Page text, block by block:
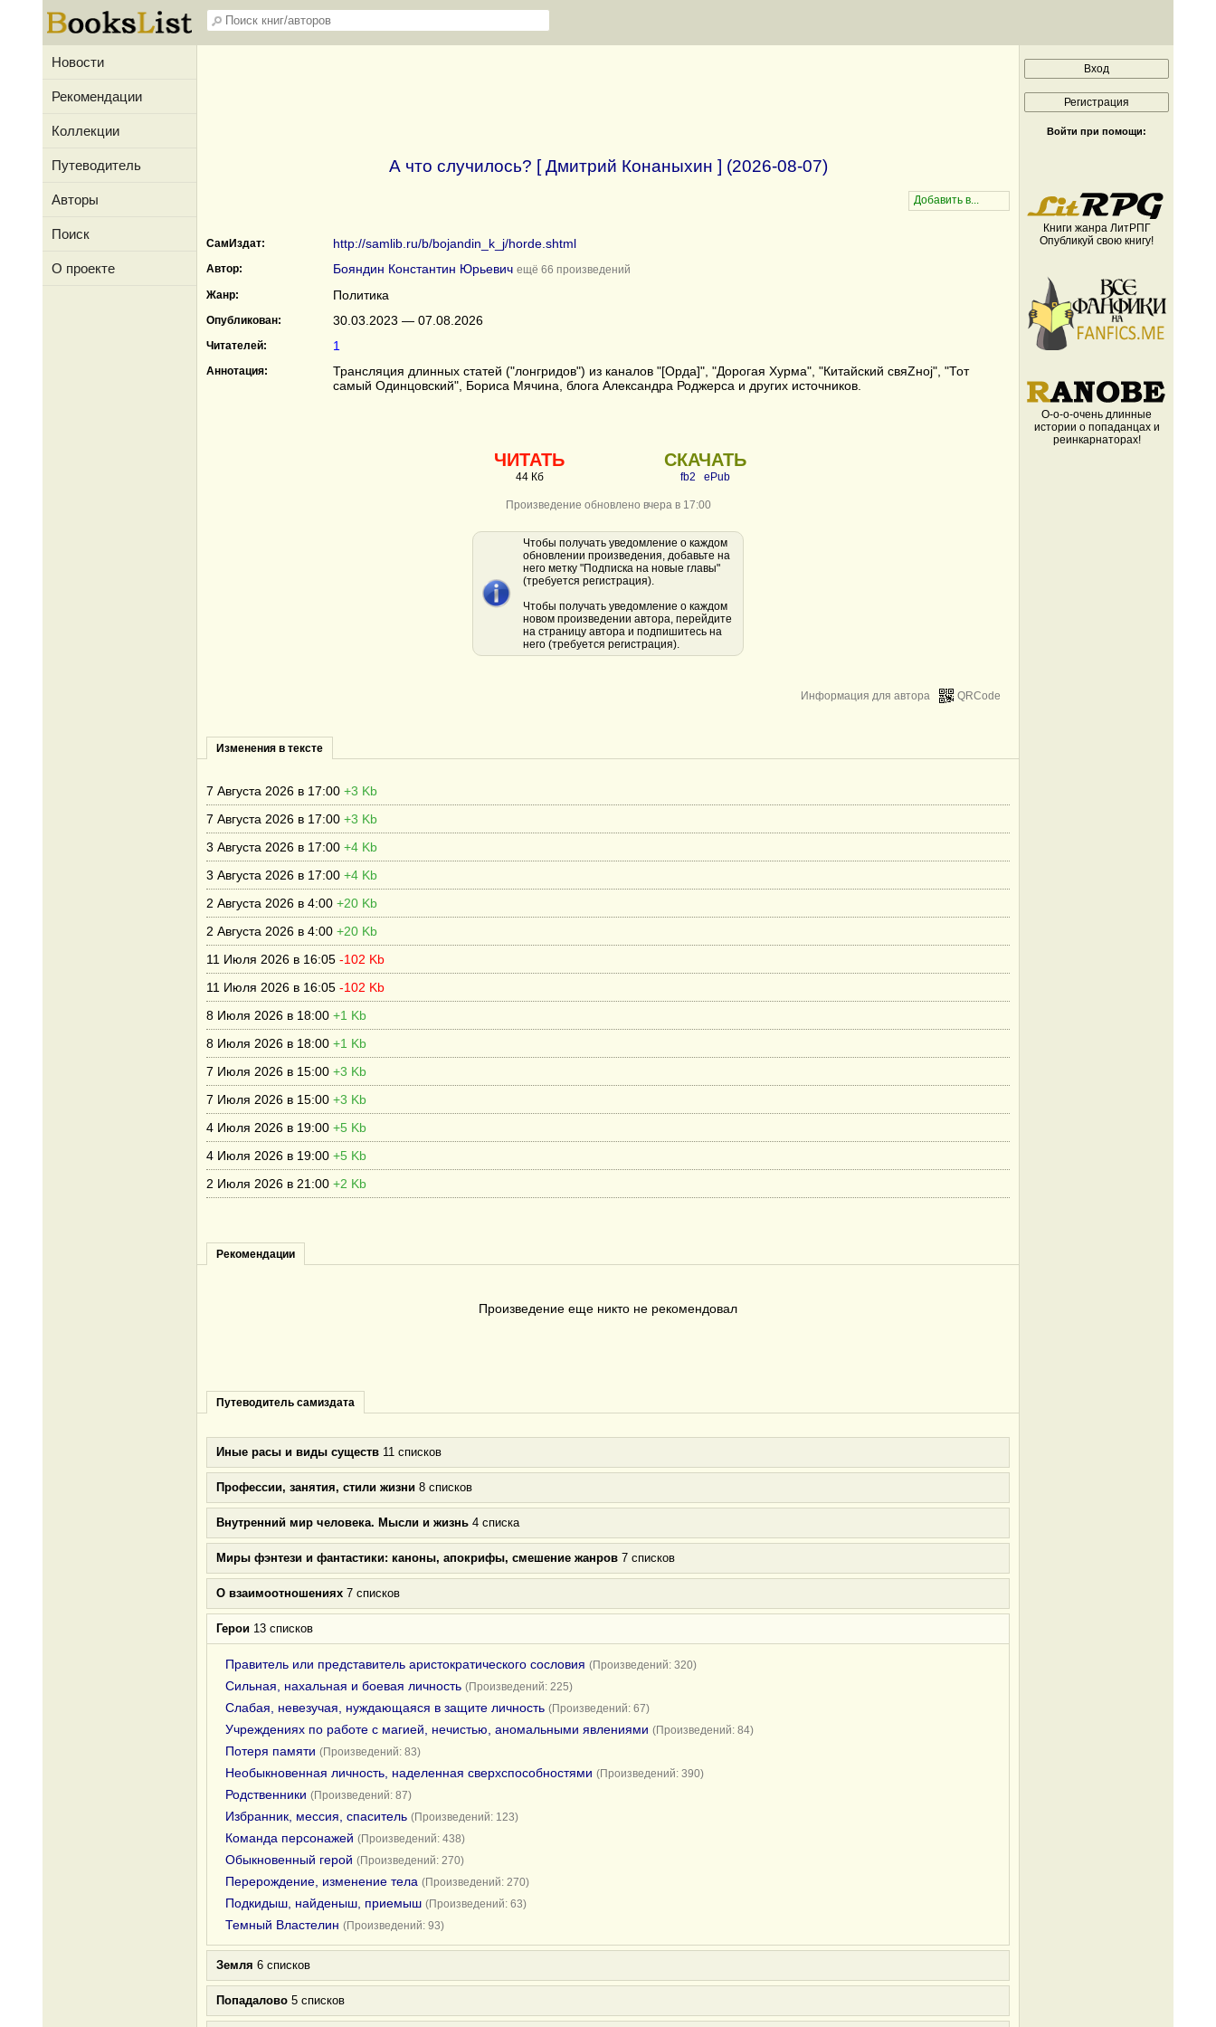
Новости
Рекомендации
Коллекции
Путеводитель
Авторы
Поиск
О проекте
А что случилось? [ Дмитрий Конаныхин ] (2026-08-07)
СамИздат: http://samlib.ru/b/bojandin_k_j/horde.shtml
Автор: Бояндин Константин Юрьевич ещё 66 произведений
Жанр:
Политика
Опубликован: 30.03.2023 — 07.08.2026
Читателей: 1
Аннотация:
Трансляция длинных статей ("лонгридов") из каналов "[Орда]", "Дорогая Хурма", "Китайский свяZноj", "Тот
самый Одинцовский", Бориса Мячина, блога Александра Роджерса и других источников.
ЧИТАТЬ
44 Кб
СКАЧАТЬ
fb2 ePub
Произведение обновлено вчера в 17:00
Чтобы получать уведомление о каждом
обновлении произведения, добавьте на
него метку "Подписка на новые главы"
(требуется регистрация).
Чтобы получать уведомление о каждом
новом произведении автора, перейдите
на страницу автора и подпишитесь на
него (требуется регистрация).
QRCode
Информация для автора
Изменения в тексте
7 Августа 2026 в 17:00 +3 Kb
7 Августа 2026 в 17:00 +3 Kb
3 Августа 2026 в 17:00 +4 Kb
3 Августа 2026 в 17:00 +4 Kb
2 Августа 2026 в 4:00 +20 Kb
2 Августа 2026 в 4:00 +20 Kb
11 Июля 2026 в 16:05 -102 Kb
11 Июля 2026 в 16:05 -102 Kb
8 Июля 2026 в 18:00 +1 Kb
8 Июля 2026 в 18:00 +1 Kb
7 Июля 2026 в 15:00 +3 Kb
7 Июля 2026 в 15:00 +3 Kb
4 Июля 2026 в 19:00 +5 Kb
4 Июля 2026 в 19:00 +5 Kb
2 Июля 2026 в 21:00 +2 Kb
Рекомендации
Произведение еще никто не рекомендовал
Путеводитель самиздата
Иные расы и виды существ 11 списков
Профессии, занятия, стили жизни 8 списков
Внутренний мир человека. Мысли и жизнь 4 списка
Миры фэнтези и фантастики: каноны, апокрифы, смешение жанров 7 списков
О взаимоотношениях 7 списков
Герои 13 списков
Правитель или представитель аристократического сословия (Произведений: 320)
Сильная, нахальная и боевая личность (Произведений: 225)
Слабая, невезучая, нуждающаяся в защите личность (Произведений: 67)
Учреждениях по работе с магией, нечистью, аномальными явлениями (Произведений: 84)
Потеря памяти (Произведений: 83)
Необыкновенная личность, наделенная сверхспособностями (Произведений: 390)
Родственники (Произведений: 87)
Избранник, мессия, спаситель (Произведений: 123)
Команда персонажей (Произведений: 438)
Обыкновенный герой (Произведений: 270)
Перерождение, изменение тела (Произведений: 270)
Подкидыш, найденыш, приемыш (Произведений: 63)
Темный Властелин (Произведений: 93)
Земля 6 списков
Попадалово 5 списков
Войти при помощи:
Книги жанра ЛитРПГ
Опубликуй свою книгу!
О-о-о-очень длинные
истории о попаданцах и
реинкарнаторах!